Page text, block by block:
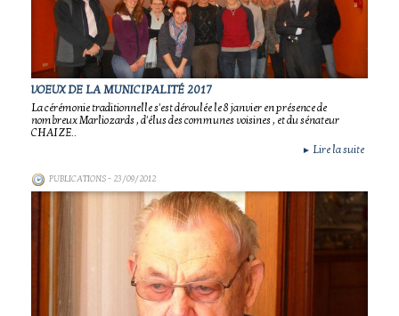
VOEUX DE LA MUNICIPALITÉ 2017
La cérémonie traditionnelle s'est déroulée le 8 janvier en présence de
nombreux Marliozards , d'élus des communes voisines , et du sénateur
CHAIZE..
► Lire la suite
PUBLICATIONS- 23/09/2012